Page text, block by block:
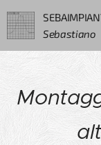
Sebastiano